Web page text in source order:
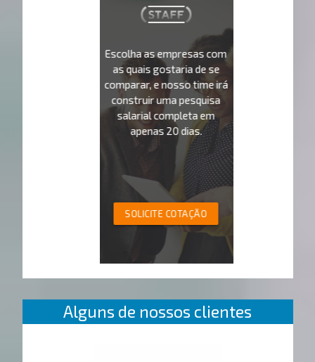
Escolha as empresas com
as quais gostaria de se
comparar, e nosso time irá
construir uma pesquisa
salarial completa em
apenas 20 dias.
SOLICITE COTAÇÃO
Alguns de nossos clientes